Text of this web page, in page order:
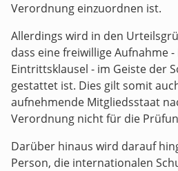
Verordnung einzuordnen ist.
Allerdings wird in den
dass eine freiwillige Aufnahme
Eintrittsklausel - im Geiste der
gestattet ist. Dies gilt somit
aufnehmende Mitgliedsstaat
Verordnung nicht für die
Darüber hinaus wird darauf
Person, die internationalen